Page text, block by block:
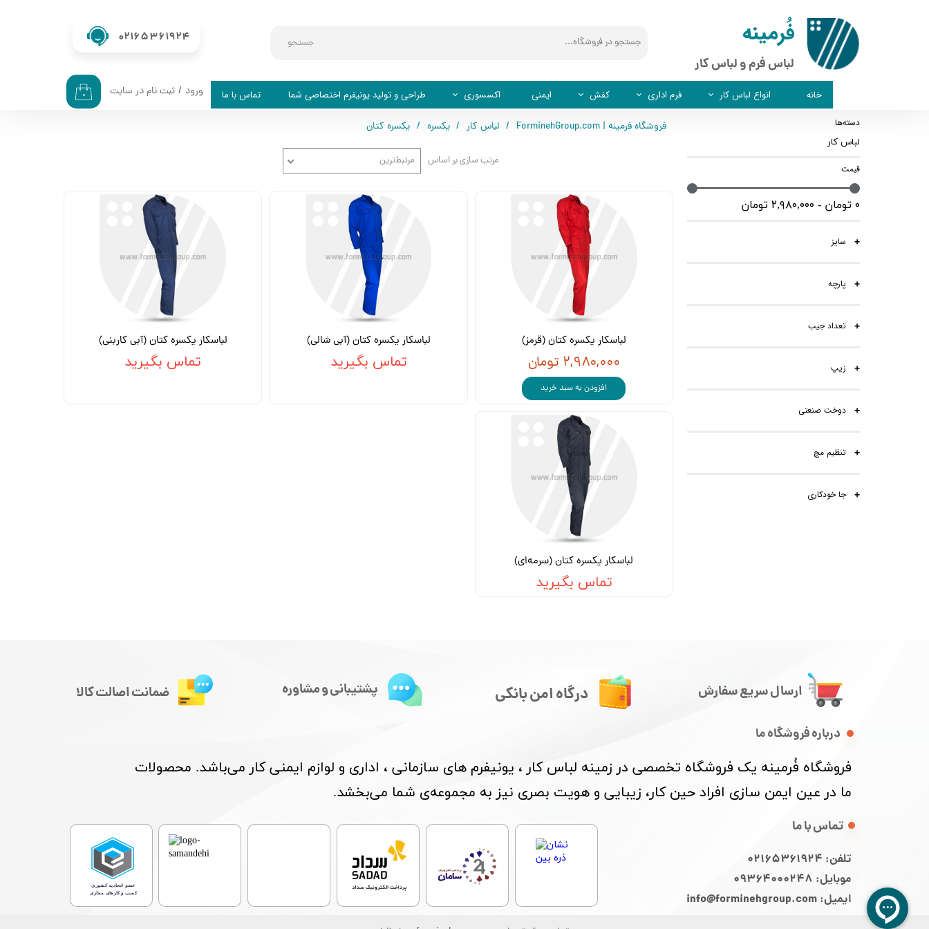
​​فُرمینه
لباس فرم و لباس کار
02165361924 جستجو
۰ ورود / ثبت نام در سایت
خروج از حساب کاربری
خانه انواع لباس کار
یکسره
تیشرت جودون
فرم اداری
فرم اداری آقایان
کفش
کفش اداری
ایمنی اکسسوری
کلاه کپ (نقابدار)
طراحی و تولید یونیفرم اختصاصی شما تماس با ما
فروشگاه فرمینه | ForminehGroup.com لباس کار یکسره یکسره کتان
مرتب سازی بر اساس مرتبط‌ترین
لباسکار یکسره کتان (قرمز)
۲,۹۸۰,۰۰۰ تومان
افزودن به سبد خرید
لباسکار یکسره کتان (آبی شالی)
تماس بگیرید
لباسکار یکسره کتان (آبی کاربنی)
تماس بگیرید
لباسکار یکسره کتان (سرمه‌ای)
تماس بگیرید
دسته‌ها
لباس کار
قیمت
۰ تومان - ۲,۹۸۰,۰۰۰ تومان
سایز
پارچه
تعداد جیب
زیپ
دوخت صنعتی
تنظیم مچ
جا خودکاری
ارسال سریع سفارش
درباره فروشگاه ما
​فروشگاه فُرمینه یک فروشگاه تخصصی در زمینه لباس کار ، یونیفرم های سازمانی ، اداری و لوازم ایمنی کار می‌باشد. محصولات
ما در عین ایمن سازی افراد حین کار، زیبایی و هویت بصری نیز به مجموعه‌ی شما می‌بخشد.
تماس با ما
تلفن: 02165361924
موبایل: 09364000248
ایمیل: info@forminehgroup.com
درگاه امن بانکی پشتیبانی و مشاوره ضمانت اصالت کالا